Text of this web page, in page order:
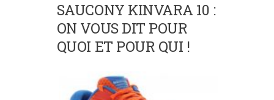
SAUCONY KINVARA 10 :
ON VOUS DIT POUR
QUOI ET POUR QUI !